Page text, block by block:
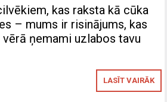
kas raksta kā cūka
– mums ir risinājums, kas
ņemami uzlabos tavu
LASĪT VAIRĀK